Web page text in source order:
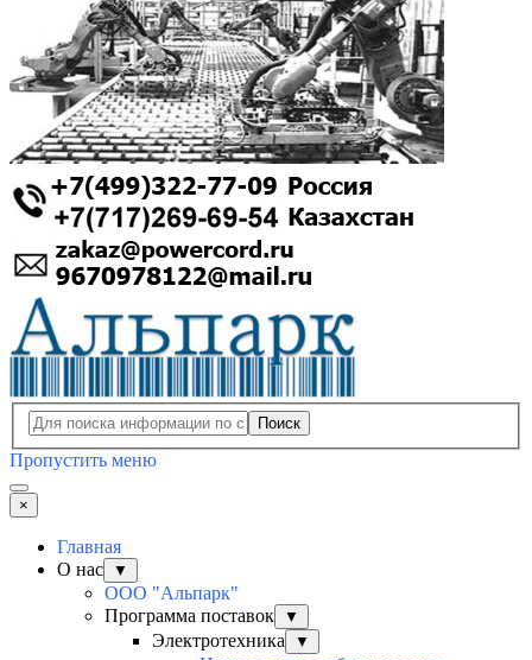
Поиск
Пропустить меню
×
Главная
О нас
▼
ООО "Альпарк"
Программа поставок
▼
Электротехника ▼